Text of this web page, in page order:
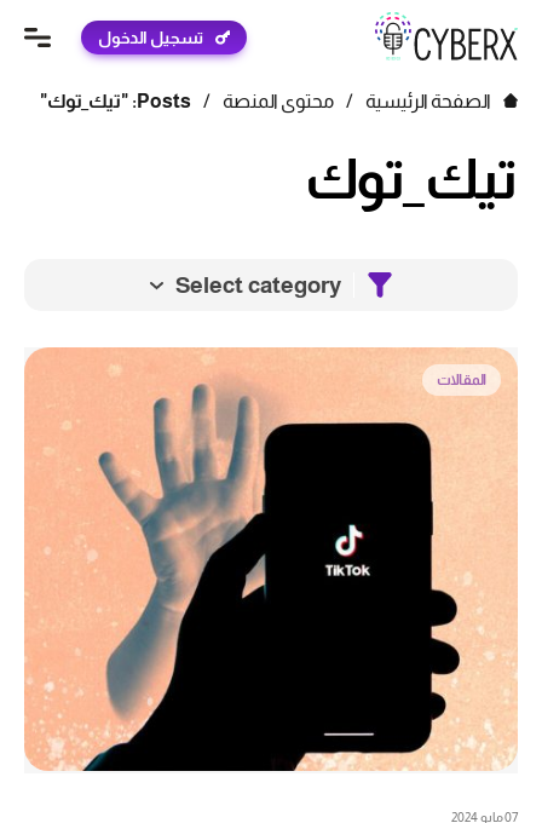
تسجيل الدخول
الصفحة الرئيسية / محتوى المنصة / Posts: "تيك_توك"
تيك_توك
Select category
المقالات
07 مايو 2024